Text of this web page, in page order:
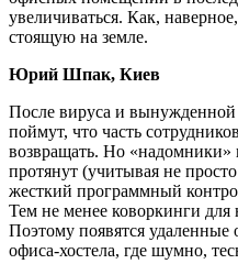
увеличиваться. Как,
стоящую на земле.
Юрий Шпак, Киев
После вируса и
поймут, что часть
возвращать. Но «надомники»
протянут (учитывая не
жесткий программный
Тем не менее коворкинги для
Поэтому появятся удаленные
офиса-хостела, где шумно,